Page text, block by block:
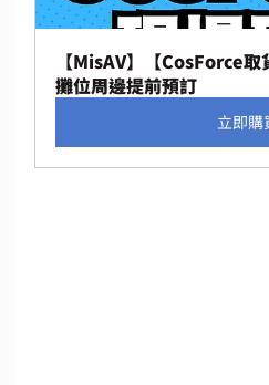
【MisAV】【CosForce
攤位周邊提前預訂
立即購